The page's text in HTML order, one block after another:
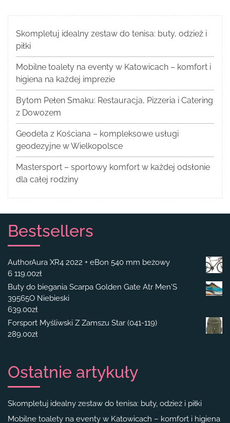
Skompletuj idealny zestaw do tenisa: buty, odzież i
piłki
Mobilne toalety na eventy w Katowicach – komfort i
higiena na każdej imprezie
Bytom Pełen Smaku: Restauracja, Pizzeria i Catering
z Dowozem
Geodeta z Kościana – kompleksowe usługi
geodezyjne w Wielkopolsce
Mastersport – sportowy komfort w każdej odsłonie
dla całej rodziny
Bestsellers
AuthorAura XR4 2022 + eBon 540 mm beżowy
6 119.00zł
Buty do biegania Scarpa Golden Gate Atr Men'S
39565O Niebieski
639.00zł
Forsport Myśliwski Z Zamszu Star (041-119)
289.00zł
Ostatnie artykuły
Skompletuj idealny zestaw do tenisa: buty, odzież i piłki
Mobilne toalety na eventy w Katowicach – komfort i higiena